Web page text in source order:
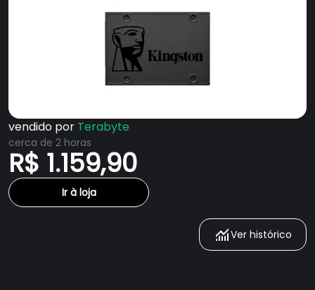
vendido por Terabyte
cerca de 2 horas
R$ 1.159,90
Ir à loja
Ver histórico